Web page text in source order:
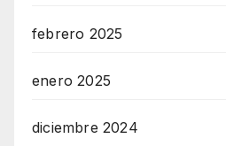
febrero 2025
enero 2025
diciembre 2024